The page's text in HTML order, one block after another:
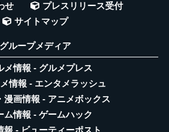
せ
プレスリリース受付
サイトマップ
グループメディア
メ情報 - グルメプレス
情報 - エンタメラッシュ
漫画情報 - アニメボックス
ム情報 - ゲームハック